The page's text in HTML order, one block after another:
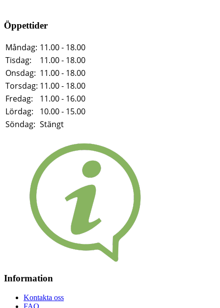
Öppettider
Måndag: 11.00 - 18.00
Tisdag:
11.00 - 18.00
Onsdag: 11.00 - 18.00
Torsdag: 11.00 - 18.00
Fredag:
11.00 - 16.00
Lördag:
10.00 - 15.00
Söndag: Stängt
Information
Kontakta oss
FAQ